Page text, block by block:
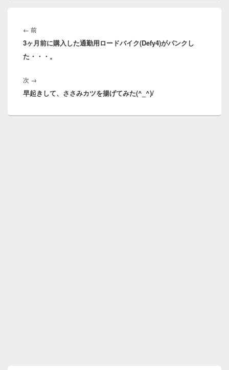
稿
ナ
ビ
ゲ
シ
ョ
← 前前
の
投
3ヶ月前に購入した通勤用ロードバイク(Defy4)がパンクし
た・・・。
次 →
の
早起きして、ささみカツを揚げてみた(^_^)/